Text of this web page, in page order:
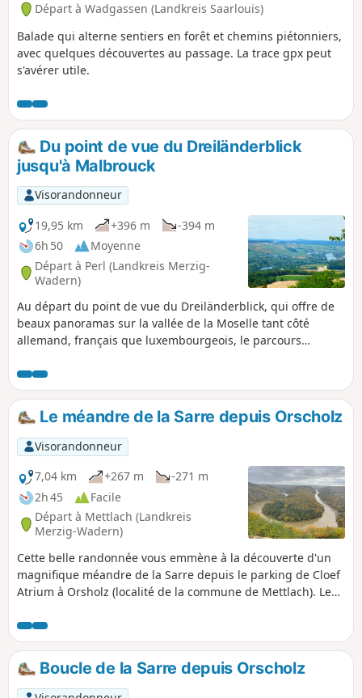
Départ à Wadgassen (Landkreis Saarlouis)
Balade qui alterne sentiers en forêt et chemins piétonniers,
avec quelques découvertes au passage. La trace gpx peut
s'avérer utile.
Du point de vue du Dreiländerblick
jusqu'à Malbrouck
Visorandonneur
19,95 km
+396 m
-394 m
6h 50
Moyenne
Départ à Perl (Landkreis Merzig-
Wadern)
Au départ du point de vue du Dreiländerblick, qui offre de
beaux panoramas sur la vallée de la Moselle tant côté
allemand, français que luxembourgeois, le parcours
face vers le Kitzingerberg et d'atteindre le village de
Ritzing. Après cette première moitié de rando entièrement
en forêt, le paysage change du tout au tout et part à la
découverte des campagnes entourant le Hirschenberg et
son champ de panneaux photovoltaïques. Après un
passage au Château de Malbrouck, magnifiquement rénové
à la fin du 20°s, le parcours traverse le village de
Merschweiller avant de gagner la Chapelle Notre-Dame de
la Paix - Friedenskapelle et le sentier panoramique qui
ramène au point de départ.Peut-être aurez-vous l'occasion
d'être survolés par des cigognes, de voir planer des oiseaux
de proie et de débusquer l'un ou l'autre chevreuil à l'orée
d'un bois.
Le méandre de la Sarre depuis Orscholz
Visorandonneur
7,04 km
+267 m
-271 m
2h 45
Facile
Départ à Mettlach (Landkreis
Merzig-Wadern)
Cette belle randonnée vous emmène à la découverte d'un
magnifique méandre de la Sarre depuis le parking de Cloef
Atrium à Orsholz (localité de la commune de Mettlach). Le
puis jusqu'au bord de la rivière avant de remonter vers le
point de départ, le tout au sein d'un splendide cadre
forestier.Boucle de la Sarre depuis Orscholz